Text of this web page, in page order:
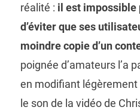
réalité : il est impossible
d’éviter que ses
moindre copie d’un
poignée d’amateurs l’a
en modifiant légèrement
le son de la vidéo de